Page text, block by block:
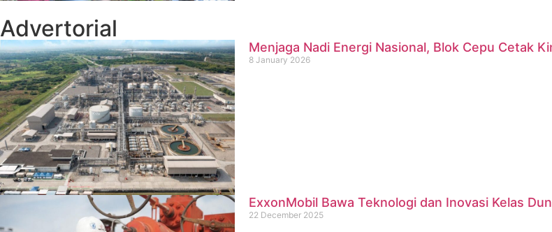
Advertorial
Menjaga Nadi Energi Nasional, Blok Cepu Cetak
8 January 2026
ExxonMobil Bawa Teknologi dan Inovasi Kelas
22 December 2025